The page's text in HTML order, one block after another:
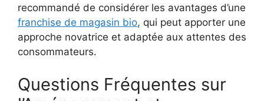
recommandé de considérer les avantages d’une
franchise de magasin bio, qui peut apporter une
approche novatrice et adaptée aux attentes des
consommateurs.
Questions Fréquentes sur